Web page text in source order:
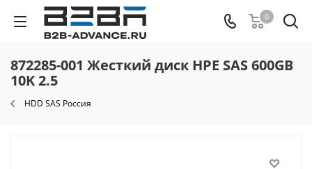
0
872285-001 Жесткий диск HPE SAS 600GB
10K 2.5
HDD SAS Россия